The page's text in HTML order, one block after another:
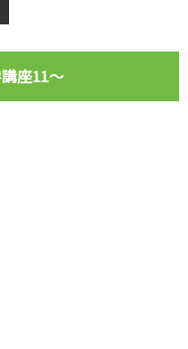
座11～